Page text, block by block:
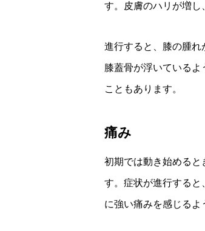
す。皮膚のハリが増し
進行すると、膝の腫れ
膝蓋骨が浮いている
こともあります。
痛み
初期では動き始めると
す。症状が進行すると
に強い痛みを感じるよ